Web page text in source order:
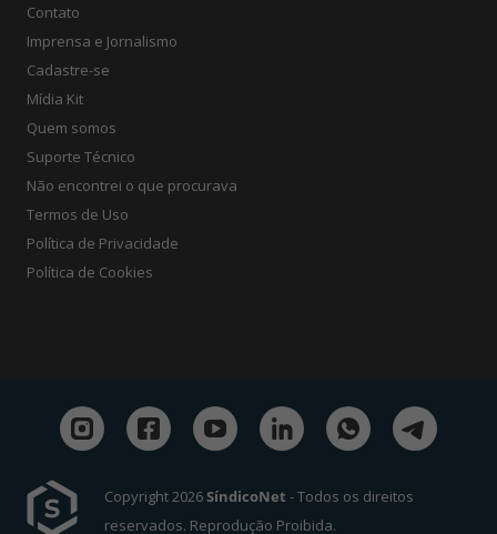
Contato
Imprensa e Jornalismo
Cadastre-se
Mídia Kit
Quem somos
Suporte Técnico
Não encontrei o que procurava
Termos de Uso
Política de Privacidade
Política de Cookies
Copyright 2026SíndicoNet - Todos os direitos
reservados. Reprodução Proibida.